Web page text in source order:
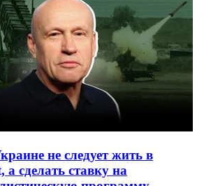
не следует жить в
сделать ставку на